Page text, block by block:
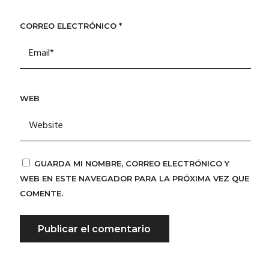
CORREO ELECTRÓNICO *
WEB
GUARDA MI NOMBRE, CORREO ELECTRÓNICO Y
WEB EN ESTE NAVEGADOR PARA LA PRÓXIMA VEZ QUE
COMENTE.